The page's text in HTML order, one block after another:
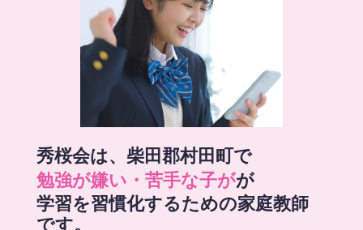
秀桜会は、柴田郡村田町で
勉強が嫌い・苦手な子がが
学習を習慣化するための家庭教師
です。